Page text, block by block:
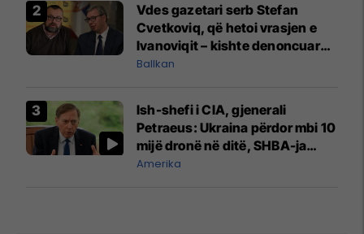
Vdes gazetari serb Stefan
Cvetkoviq, që hetoi vrasjen e
Ivanoviqit – kishte denoncuar
kërcënime ndaj vëllezërve
Ballkan
Ish-shefi i CIA, gjenerali
Petraeus: Ukraina përdor mbi 10
mijë dronë në ditë, SHBA-ja
mbetet shumë prapa në
Amerika